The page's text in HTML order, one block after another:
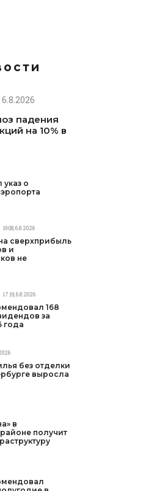
6.8.2026
падения
на 10% в
о
19:08, 6.8.2026
сверхприбыль
и
не
17:19, 6.8.2026
168
за
года
без отделки
выросла
в
получит